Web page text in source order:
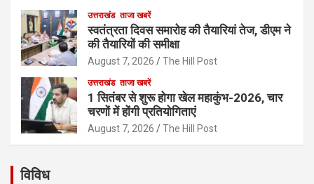
उत्तराखंड ताजा खबरें
स्वतंत्रता दिवस समारोह की तैयारियां तेज, डीएम ने
की तैयारियों की समीक्षा
August 7, 2026 The Hill Post
उत्तराखंड ताजा खबरें
1 सितंबर से शुरू होगा खेल महाकुंभ-2026, चार
चरणों में होंगी प्रतियोगिताएं
August 7, 2026 The Hill Post
विविध